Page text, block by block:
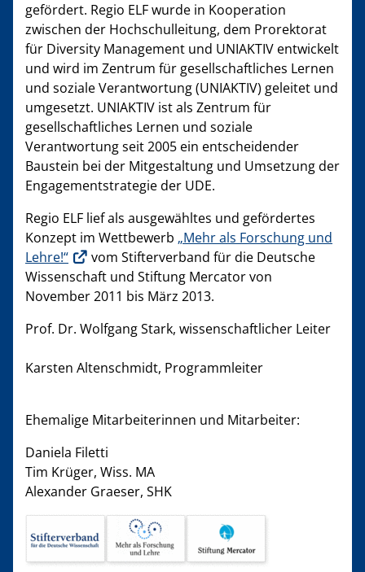
gefördert. Regio ELF wurde in Kooperation
zwischen der Hochschulleitung, dem Prorektorat
für Diversity Management und UNIAKTIV entwickelt
und wird im Zentrum für gesellschaftliches Lernen
und soziale Verantwortung (UNIAKTIV) geleitet und
umgesetzt. UNIAKTIV ist als Zentrum für
gesellschaftliches Lernen und soziale
Verantwortung seit 2005 ein entscheidender
Baustein bei der Mitgestaltung und Umsetzung der
Engagementstrategie der UDE.
Regio ELF lief als ausgewähltes und gefördertes
Konzept im Wettbewerb „Mehr als Forschung und
Lehre!“
vom Stifterverband für die Deutsche
Wissenschaft und Stiftung Mercator von
November 2011 bis März 2013.
Prof. Dr. Wolfgang Stark, wissenschaftlicher Leiter
Karsten Altenschmidt, Programmleiter
Ehemalige Mitarbeiterinnen und Mitarbeiter:
Daniela Filetti
Tim Krüger, Wiss. MA
Alexander Graeser, SHK